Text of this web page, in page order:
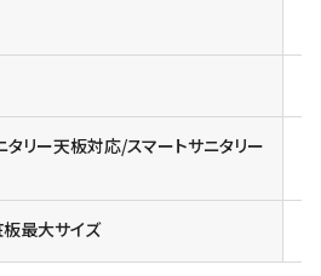
タリー天板対応/スマートサニタリー
板最大サイズ